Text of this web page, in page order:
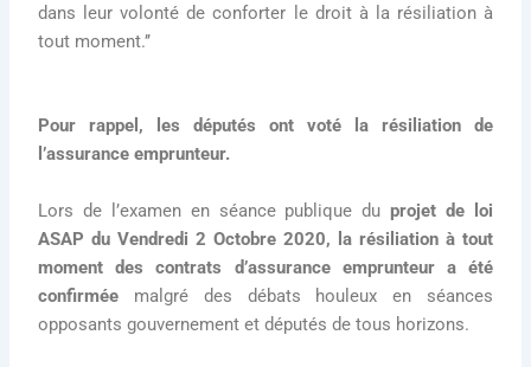
dans leur volonté de conforter le droit à la résiliation à
tout moment.’’
Pour rappel, les députés ont voté la résiliation de
l’assurance emprunteur.
Lors de l’examen en séance publique du projet de loi
ASAP du Vendredi 2 Octobre 2020, la résiliation à tout
moment des contrats d’assurance emprunteur a été
confirmée malgré des débats houleux en séances
opposants gouvernement et députés de tous horizons.